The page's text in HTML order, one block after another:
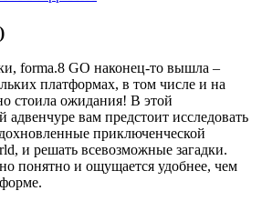
forma.8 GO наконец-то вышла –
платформах, в том числе и на
стоила ожидания! В этой
адвенчуре вам предстоит исследовать
приключенческой
и решать всевозможные загадки.
понятно и ощущается удобнее, чем